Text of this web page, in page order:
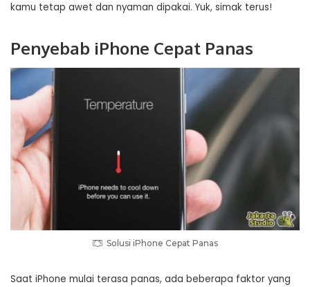
kamu tetap awet dan nyaman dipakai. Yuk, simak terus!
Penyebab iPhone Cepat Panas
Solusi iPhone Cepat Panas
Saat iPhone mulai terasa panas, ada beberapa faktor yang